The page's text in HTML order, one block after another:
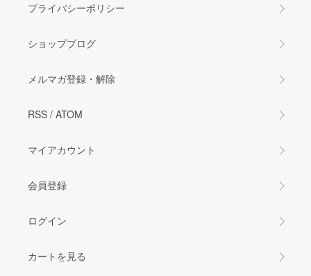
プライバシーポリシー
ショップブログ
メルマガ登録・解除
RSS / ATOM
マイアカウント
会員登録
ログイン
カートを見る